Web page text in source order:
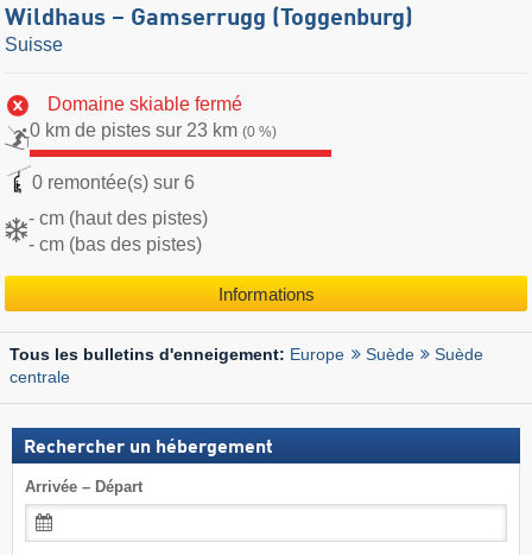
Wildhaus – Gamserrugg (Toggenburg)
Suisse
Domaine skiable fermé
0 km de pistes sur 23 km (0 %)
0 remontée(s) sur 6
- cm (haut des pistes)
- cm (bas des pistes)
Informations
Tous les bulletins d'enneigement: Europe Suède
Suède
centrale
Rechercher un hébergement
Arrivée – Départ